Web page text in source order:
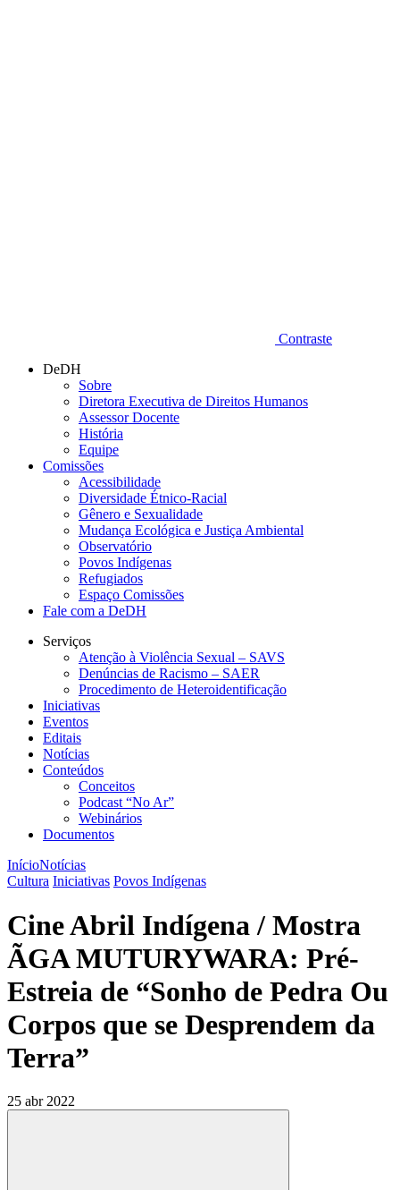
Contraste
DeDH
Sobre
Diretora Executiva de Direitos Humanos
Assessor Docente
História
Equipe
Comissões
Acessibilidade
Diversidade Étnico-Racial
Gênero e Sexualidade
Mudança Ecológica e Justiça Ambiental
Observatório
Povos Indígenas
Refugiados
Espaço Comissões
Fale com a DeDH
Serviços
Atenção à Violência Sexual – SAVS
Denúncias de Racismo – SAER
Procedimento de Heteroidentificação
Iniciativas
Eventos
Editais
Notícias
Conteúdos
Conceitos
Podcast “No Ar”
Webinários
Documentos
InícioNotícias
Cultura Iniciativas Povos Indígenas
Cine Abril Indígena / Mostra
ÃGA MUTURYWARA: Pré-
Estreia de “Sonho de Pedra Ou
Corpos que se Desprendem da
Terra”
25 abr 2022